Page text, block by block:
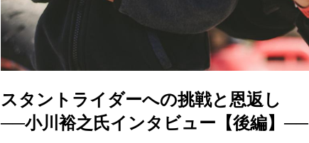
スタントライダーへの挑戦と恩返し
──小川裕之氏インタビュー【後編】──